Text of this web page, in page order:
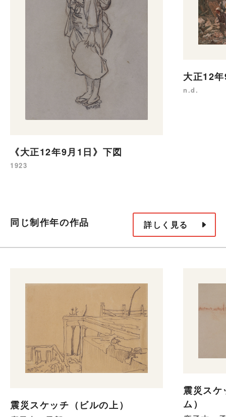
《大正12年9月1日》下図
1923
大正12
n.d.
同じ制作年の作品 詳しく見る
震災スケッチ（ビルの上）
震災ス
ム）